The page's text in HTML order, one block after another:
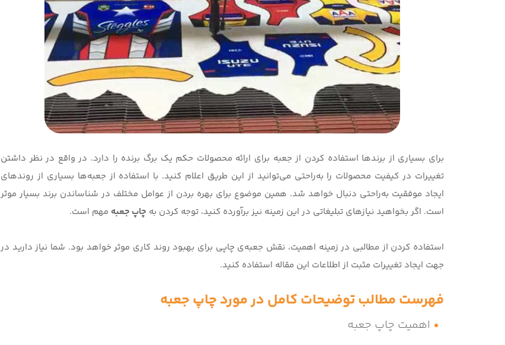
برای بسیاری از برندها استفاده کردن از جعبه برای ارائه محصولات حکم یک برگ برنده را دارد. در واقع در نظر داشتن
تغییرات در کیفیت محصولات را به‌راحتی می‌توانید از این طریق اعلام کنید. با استفاده از جعبه‌ها بسیاری از روندهای
ایجاد موفقیت به‌راحتی دنبال خواهد شد. همین موضوع برای بهره بردن از عوامل مختلف در شناساندن برند بسیار موثر
است. اگر بخواهید نیازهای تبلیغاتی در این زمینه نیز برآورده کنید، توجه کردن به چاپ جعبه مهم است.
استفاده کردن از مطالبی در زمینه اهمیت، نقش جعبه‌ی چاپی برای بهبود روند کاری موثر خواهد بود. شما نیاز دارید در
جهت ایجاد تغییرات مثبت از اطلاعات این مقاله استفاده کنید.
فهرست مطالب توضیحات کامل در مورد چاپ جعبه
اهمیت چاپ جعبه